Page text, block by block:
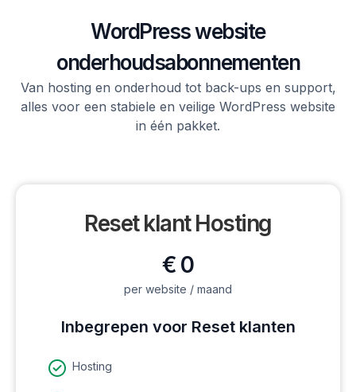
WordPress website
onderhoudsabonnementen
Van hosting en onderhoud tot back-ups en support,
alles voor een stabiele en veilige WordPress website
in één pakket.
Reset klant Hosting
Inbegrepen voor Reset klanten
€ 0
per website / maand
Hosting